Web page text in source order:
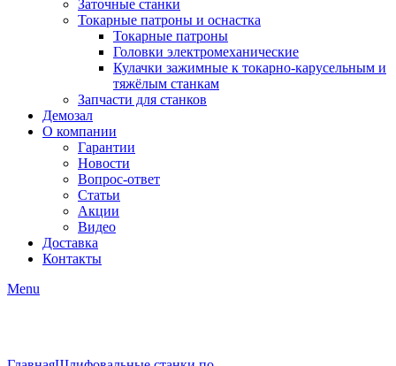
Заточные станки
Токарные патроны и оснастка
Токарные патроны
Головки электромеханические
Кулачки зажимные к токарно-карусельным и
тяжёлым станкам
Запчасти для станков
Демозал
О компании
Гарантии
Новости
Вопрос-ответ
Статьи
Акции
Видео
Доставка
Контакты
Menu